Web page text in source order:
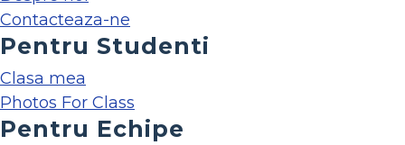
Contacteaza-ne
Pentru Studenti
Clasa mea
Photos For Class
Pentru Echipe